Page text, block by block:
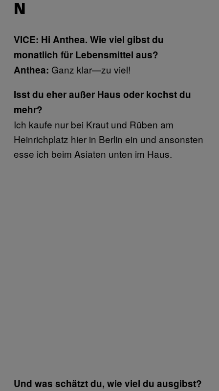
N
VICE: Hi Anthea. Wie viel gibst du
monatlich für Lebensmittel aus?
Anthea: Ganz klar—zu viel!
Isst du eher außer Haus oder kochst du
mehr?
Ich kaufe nur bei Kraut und Rüben am
Heinrichplatz hier in Berlin ein und ansonsten
esse ich beim Asiaten unten im Haus.
Und was schätzt du, wie viel du ausgibst?